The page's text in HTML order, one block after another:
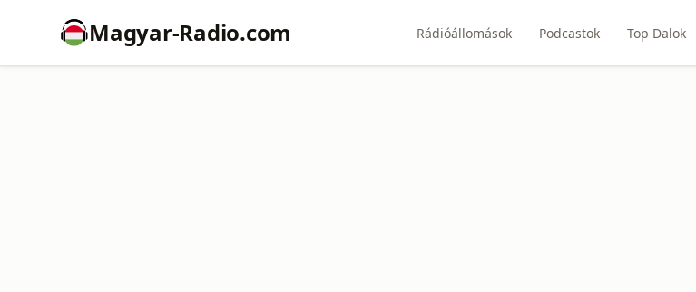
Magyar-Radio.com Rádióállomások Podcastok Top Dalok